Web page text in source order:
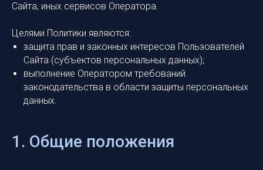
Сайта, иных сервисов Оператора.
Целями Политики являются:
защита прав и законных интересов Пользователей
Сайта (субъектов персональных данных);
выполнение Оператором требований
законодательства в области защиты персональных
данных.
1. Общие положения